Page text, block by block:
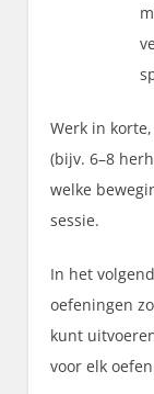
Werk in
(bijv. 6–8
welke
sessie.
In het
oefeningen
kunt
voor elk